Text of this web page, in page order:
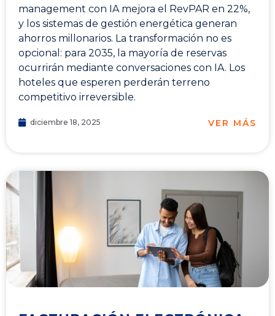
management con IA mejora el RevPAR en 22%,
y los sistemas de gestión energética generan
ahorros millonarios. La transformación no es
opcional: para 2035, la mayoría de reservas
ocurrirán mediante conversaciones con IA. Los
hoteles que esperen perderán terreno
competitivo irreversible.
diciembre 18, 2025 VER MÁS